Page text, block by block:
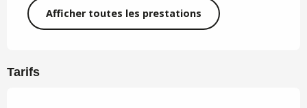
Afficher toutes les prestations
Tarifs